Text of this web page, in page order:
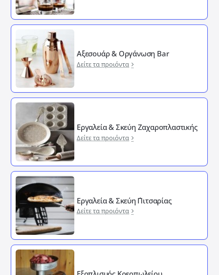
Αξεσουάρ & Οργάνωση Bar
Δείτε τα προιόντα
Εργαλεία & Σκεύη Ζαχαροπλαστικής
Δείτε τα προιόντα
Εργαλεία & Σκεύη ΄Πιτσαρίας
Δείτε τα προιόντα